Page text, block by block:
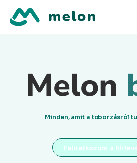
Melon
Minden, amit a toborzásról
Feliratkozom a